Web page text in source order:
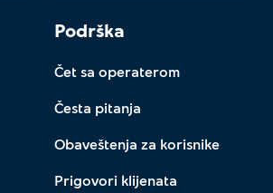
Podrška
Čet sa operaterom
Česta pitanja
Obaveštenja za korisnike
Prigovori klijenata